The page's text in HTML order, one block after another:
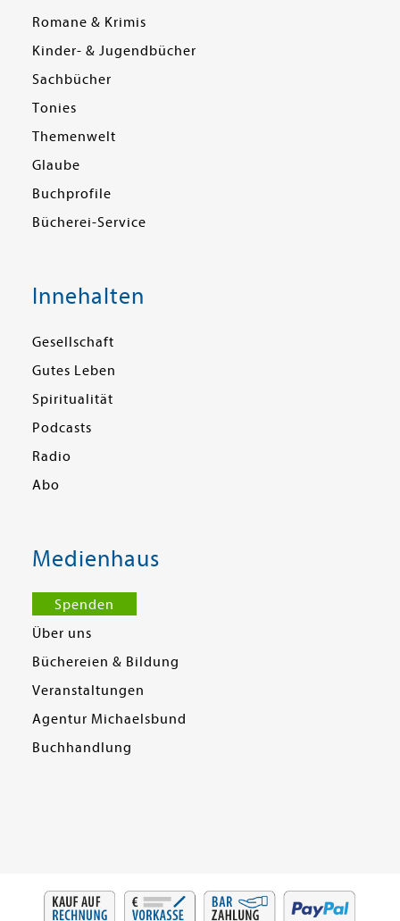
Romane & Krimis
Kinder- & Jugendbücher
Sachbücher
Tonies
Themenwelt
Glaube
Buchprofile
Bücherei-Service
Innehalten
Gesellschaft
Gutes Leben
Spiritualität
Podcasts
Radio
Abo
Medienhaus
Spenden
Über uns
Büchereien & Bildung
Veranstaltungen
Agentur Michaelsbund
Buchhandlung